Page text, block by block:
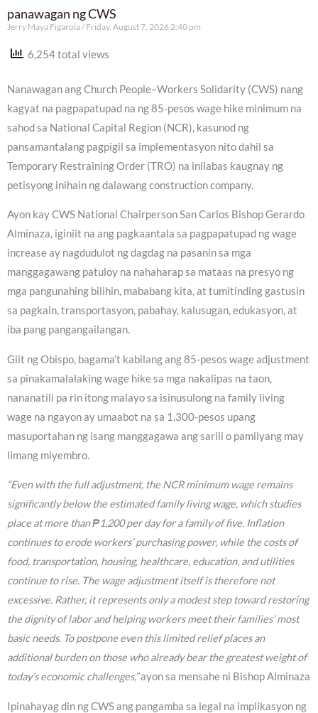
panawagan ng CWS
Jerry Maya Figarola Friday, August 7, 2026 2:40 pm
6,254 total views
Nanawagan ang Church People–Workers Solidarity (CWS) nang
kagyat na pagpapatupad na ng 85-pesos wage hike minimum na
sahod sa National Capital Region (NCR), kasunod ng
pansamantalang pagpigil sa implementasyon nito dahil sa
Temporary Restraining Order (TRO) na inilabas kaugnay ng
petisyong inihain ng dalawang construction company.
Ayon kay CWS National Chairperson San Carlos Bishop Gerardo
Alminaza, iginiit na ang pagkaantala sa pagpapatupad ng wage
increase ay nagdudulot ng dagdag na pasanin sa mga
manggagawang patuloy na nahaharap sa mataas na presyo ng
mga pangunahing bilihin, mababang kita, at tumitinding gastusin
sa pagkain, transportasyon, pabahay, kalusugan, edukasyon, at
iba pang pangangailangan.
Giit ng Obispo, bagama’t kabilang ang 85-pesos wage adjustment
sa pinakamalalaking wage hike sa mga nakalipas na taon,
nananatili pa rin itong malayo sa isinusulong na family living
wage na ngayon ay umaabot na sa 1,300-pesos upang
masuportahan ng isang manggagawa ang sarili o pamilyang may
limang miyembro.
“Even with the full adjustment, the NCR minimum wage remains
significantly below the estimated family living wage, which studies
place at more than ₱1,200 per day for a family of five. Inflation
continues to erode workers’ purchasing power, while the costs of
food, transportation, housing, healthcare, education, and utilities
continue to rise. The wage adjustment itself is therefore not
excessive. Rather, it represents only a modest step toward restoring
the dignity of labor and helping workers meet their families’ most
basic needs. To postpone even this limited relief places an
additional burden on those who already bear the greatest weight of
today’s economic challenges,”ayon sa mensahe ni Bishop Alminaza
Ipinahayag din ng CWS ang pangamba sa legal na implikasyon ng